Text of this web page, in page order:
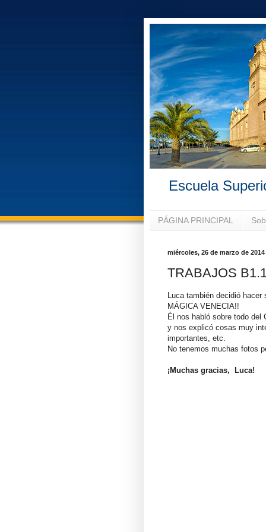
Escuela
PÁGINA PRINCIPAL
miércoles, 26 de marzo de 2014
TRABAJOS
Luca también decidió hacer
MÁGICA VENECIA!!
Él nos habló sobre todo del
y nos explicó cosas muy
importantes, etc.
No tenemos muchas fotos
¡Muchas gracias, Luca!